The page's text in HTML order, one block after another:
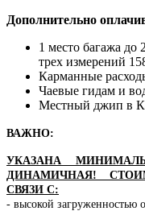
Дополнительно
1 место багажа до
трех измерений
Карманные
Чаевые гидам и
Местный джип в
ВАЖНО:
УКАЗАНА
ДИНАМИЧНАЯ!
СВЯЗИ С:
- высокой загруженностью